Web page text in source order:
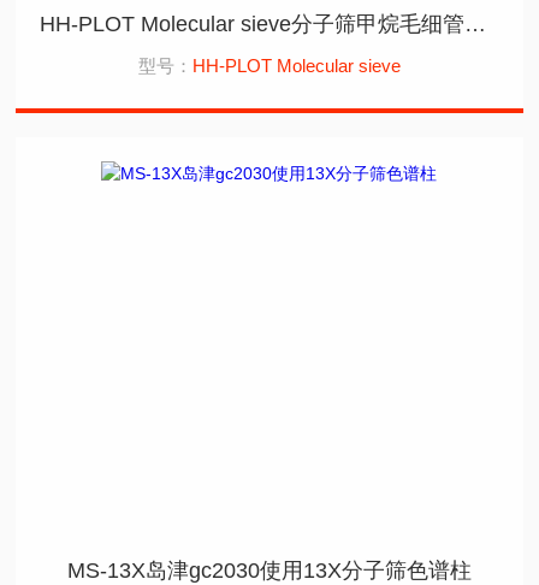
HH-PLOT Molecular sieve分子筛甲烷毛细管色谱柱应用在岛津2010
型号： HH-PLOT Molecular sieve
MS-13X岛津gc2030使用13X分子筛色谱柱